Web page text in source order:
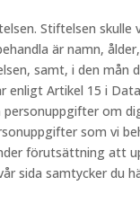
Stiftelsen skulle
är namn,
samt, i den mån
enligt Artikel 15 i
om
som vi
förutsättning att
sida samtycker du